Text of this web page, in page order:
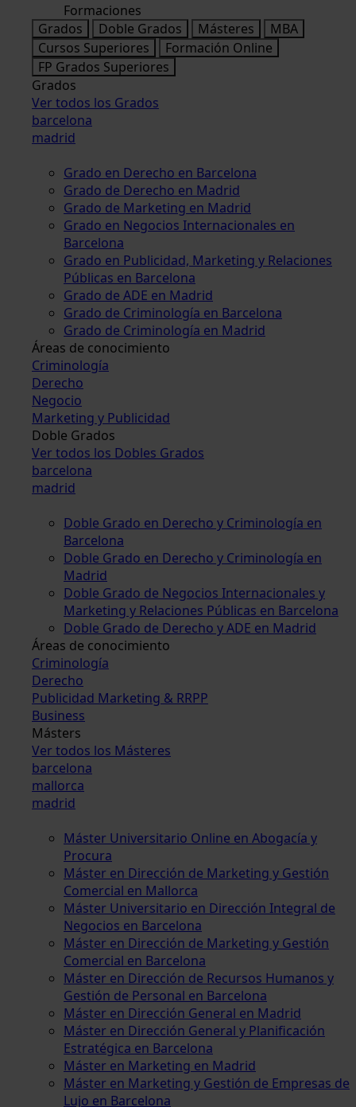
Formaciones
Grados
Doble Grados Másteres
MBA
Cursos Superiores
Formación Online
FP Grados Superiores
Grados
Ver todos los Grados
barcelona
madrid
Grado en Derecho en Barcelona
Grado de Derecho en Madrid
Grado de Marketing en Madrid
Grado en Negocios Internacionales en
Barcelona
Grado en Publicidad, Marketing y Relaciones
Públicas en Barcelona
Grado de ADE en Madrid
Grado de Criminología en Barcelona
Grado de Criminología en Madrid
Áreas de conocimiento
Criminología
Derecho
Negocio
Marketing y Publicidad
Doble Grados
Ver todos los Dobles Grados
barcelona
madrid
Doble Grado en Derecho y Criminología en
Barcelona
Doble Grado en Derecho y Criminología en
Madrid
Doble Grado de Negocios Internacionales y
Marketing y Relaciones Públicas en Barcelona
Doble Grado de Derecho y ADE en Madrid
Áreas de conocimiento
Criminología
Derecho
Publicidad Marketing & RRPP
Business
Másters
Ver todos los Másteres
barcelona
mallorca
madrid
Máster Universitario Online en Abogacía y
Procura
Máster en Dirección de Marketing y Gestión
Comercial en Mallorca
Máster Universitario en Dirección Integral de
Negocios en Barcelona
Máster en Dirección de Marketing y Gestión
Comercial en Barcelona
Máster en Dirección de Recursos Humanos y
Gestión de Personal en Barcelona
Máster en Dirección General en Madrid
Máster en Dirección General y Planificación
Estratégica en Barcelona
Máster en Marketing en Madrid
Máster en Marketing y Gestión de Empresas de
Lujo en Barcelona